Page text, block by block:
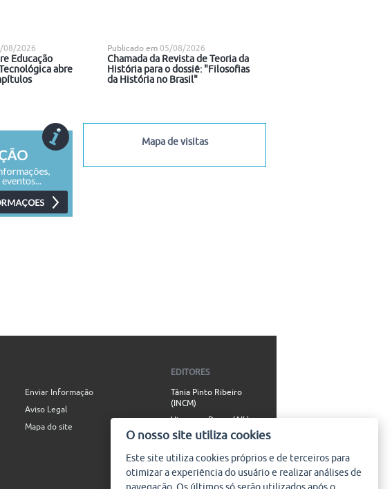
08/2026
Educação
abre
Publicado em 05/08/2026
Chamada da Revista de Teoria da
História para o dossiê: "Filosofias
da História no Brasil"
Mapa de visitas
Enviar Informação
Aviso Legal
Mapa do site
EDITORES
Tânia Pinto Ribeiro
(INCM)
Vincenzo Russo (AIL)
Simão Valente (AIL)
CONTACTO
info@plataforma9.com
O nosso site utiliza cookies
Este site utilizacookies próprios e de terceiros para
otimizar a experiência do usuário e realizar análises de